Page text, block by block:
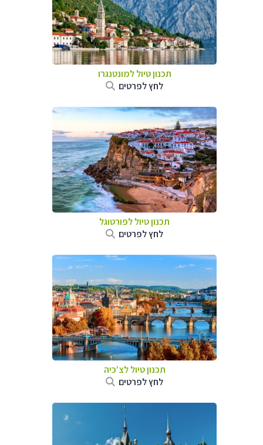
תכנון טיול למונטנגרו
לחץ לפרטים
תכנון טיול לפורטוגל
לחץ לפרטים
תכנון טיול לצ'כיה
לחץ לפרטים